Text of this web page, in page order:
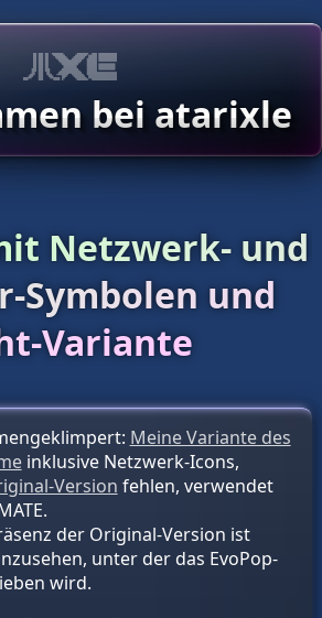
bei atarixle
Netzwerk- und
Symbolen und
Variante
Meine Variante des
inklusive Netzwerk-Icons,
Version fehlen, verwendet
der Original-Version ist
unter der das EvoPop-
wird.